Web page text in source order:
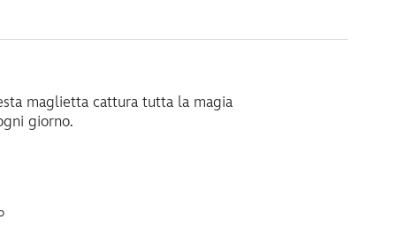
maglietta cattura tutta la magia
giorno.